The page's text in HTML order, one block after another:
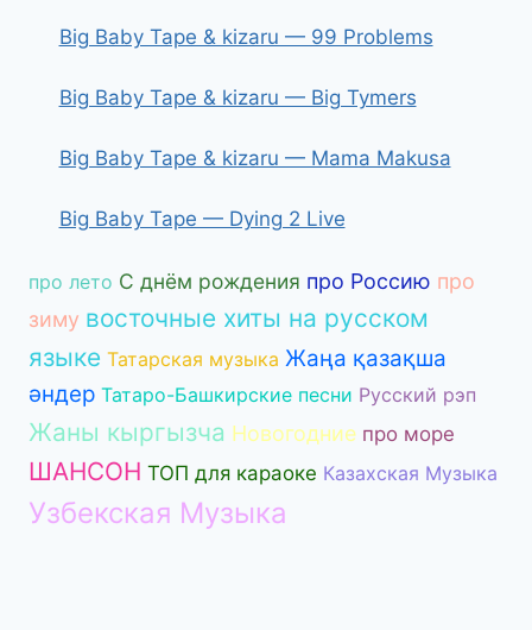
Big Baby Tape & kizaru — 99 Problems
Big Baby Tape & kizaru — Big Tymers
Big Baby Tape & kizaru — Mama Makusa
Big Baby Tape — Dying 2 Live
про лето С днём рождения про Россию про
зиму восточные хиты на русском
языке Татарская музыка Жаңа қазақша
әндер Татаро-Башкирские песни Русский рэп
Жаны кыргызча Новогодние про море
ШАНСОН ТОП для караоке Казахская Музыка
Узбекская Музыка